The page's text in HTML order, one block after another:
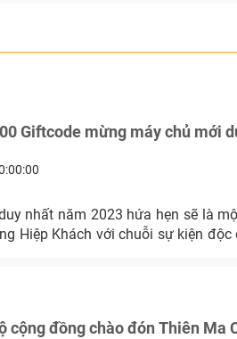
Giftcode mừng máy chủ mới
nhất năm 2023 hứa hẹn sẽ là
Hiệp Khách với chuỗi sự kiện độc
cộng đồng chào đón Thiên Ma